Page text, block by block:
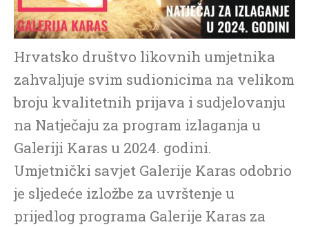
Hrvatsko društvo likovnih umjetnika
zahvaljuje svim sudionicima na velikom
broju kvalitetnih prijava i sudjelovanju
na Natječaju za program izlaganja u
Galeriji Karas u 2024. godini.
Umjetnički savjet Galerije Karas odobrio
je sljedeće izložbe za uvrštenje u
prijedlog programa Galerije Karas za